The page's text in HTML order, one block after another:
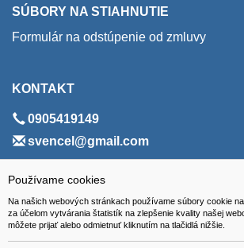
Používame cookies
Na našich webových stránkach používame súbory cookie
za účelom vytvárania štatistík na zlepšenie kvality našej
môžete prijať alebo odmietnuť kliknutím na tlačidlá nižšie.
SÚBORY NA STIAHNUTIE
Formulár na odstúpenie od zmluvy
KONTAKT
0905419149
svencel@gmail.com
ADRESA
VEST - tech s.r.o.
Hviezdoslavova 280/6, 965 01 Žiar nad